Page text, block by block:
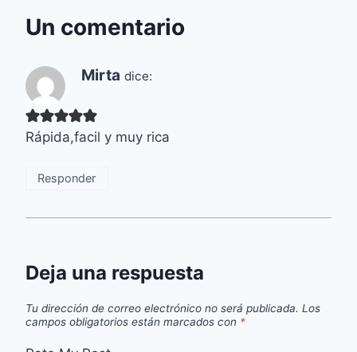
Un comentario
Mirta dice:
Rápida,facil y muy rica
Responder
Deja una respuesta
Tu dirección de correo electrónico no será publicada. Los
campos obligatorios están marcados con *